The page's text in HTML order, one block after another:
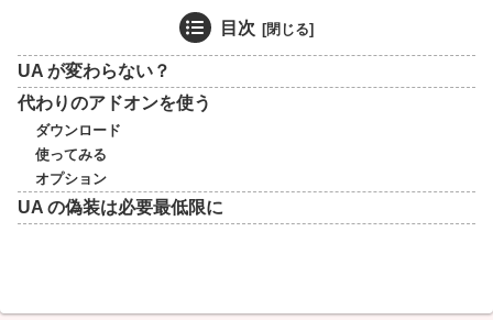
目次
UA が変わらない？
代わりのアドオンを使う
ダウンロード
使ってみる
オプション
UA の偽装は必要最低限に